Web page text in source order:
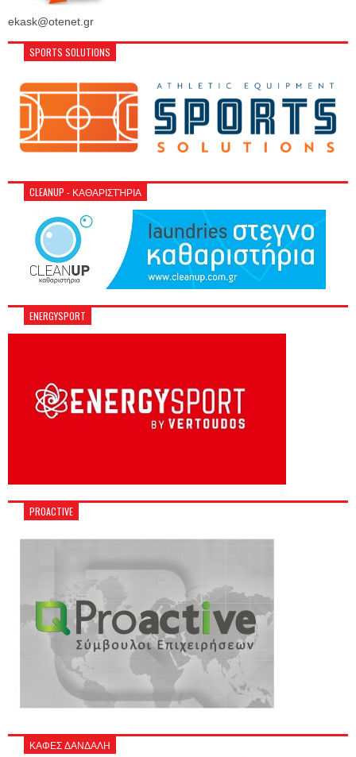
ekask@otenet.gr
SPORTS SOLUTIONS
CLEANUP - ΚΑΘΑΡΙΣΤΉΡΙΑ
ENERGYSPORT
PROACTIVE
ΚΑΦΕΣ ΔΑΝΔΑΛΗ